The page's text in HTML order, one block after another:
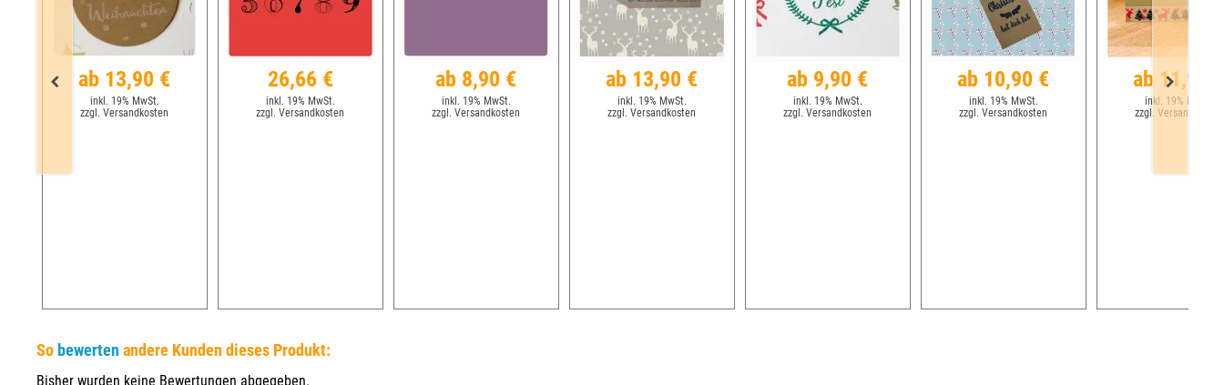
ab 13,90 €
inkl. 19% MwSt.
zzgl. Versandkosten
26,66 €
inkl. 19% MwSt.
zzgl. Versandkosten
ab 8,90 €
inkl. 19% MwSt.
zzgl. Versandkosten
ab 13,90 €
inkl. 19% MwSt.
zzgl. Versandkosten
ab 9,90 €
inkl. 19% MwSt.
zzgl. Versandkosten
ab 10,90 €
inkl. 19% MwSt.
zzgl. Versandkosten
ab 11,90 €
inkl. 19% MwSt.
zzgl. Versandkosten
So bewerten andere Kunden dieses Produkt:
Bisher wurden keine Bewertungen abgegeben.